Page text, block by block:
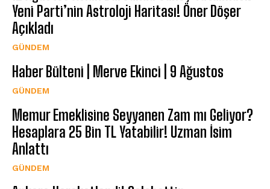
Yeni Parti’nin Astroloji Haritası! Öner Döşer
Açıkladı
GÜNDEM
Haber Bülteni | Merve Ekinci | 9 Ağustos
GÜNDEM
Memur Emeklisine Seyyanen Zam mı Geliyor?
Hesaplara 25 Bin TL Yatabilir! Uzman İsim
Anlattı
GÜNDEM